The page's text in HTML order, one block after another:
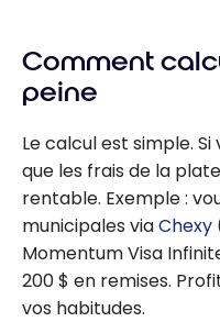
Comment
peine
Le calcul est simple.
que les frais de la
rentable. Exemple :
municipales viaChexy
Momentum Visa
200 $ en remises.
vos habitudes.